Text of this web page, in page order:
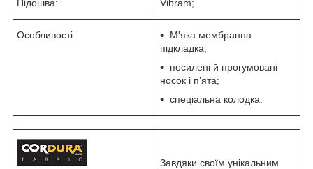
Підошва: Vibram;
Особливості:
М'яка мембранна
підкладка;
посилені й прогумовані
носок і п’ята;
спеціальна колодка.
Завдяки своїм унікальним